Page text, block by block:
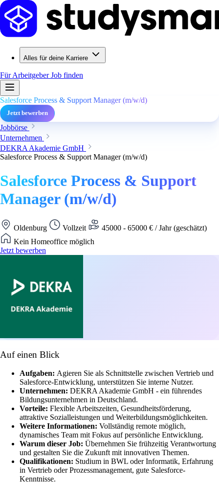
Alles für deine Karriere
Für ArbeitgeberJob finden
Salesforce Process & Support Manager (m/w/d)
Jetzt bewerben
Jobbörse
Unternehmen
DEKRA Akademie GmbH
Salesforce Process & Support Manager (m/w/d)
Salesforce Process & Support
Manager (m/w/d)
Oldenburg Vollzeit
45000 - 65000 € / Jahr (geschätzt)
Kein Homeoffice möglich
Jetzt bewerben
Auf einen Blick
Aufgaben: Agieren Sie als Schnittstelle zwischen Vertrieb und
Salesforce-Entwicklung, unterstützen Sie interne Nutzer.
Unternehmen: DEKRA Akademie GmbH - ein führendes
Bildungsunternehmen in Deutschland.
Vorteile: Flexible Arbeitszeiten, Gesundheitsförderung,
attraktive Sozialleistungen und Weiterbildungsmöglichkeiten.
Weitere Informationen: Vollständig remote möglich,
dynamisches Team mit Fokus auf persönliche Entwicklung.
Warum dieser Job: Übernehmen Sie frühzeitig Verantwortung
und gestalten Sie die Zukunft mit innovativen Themen.
Qualifikationen: Studium in BWL oder Informatik, Erfahrung
in Vertrieb oder Prozessmanagement, gute Salesforce-
Kenntnisse.